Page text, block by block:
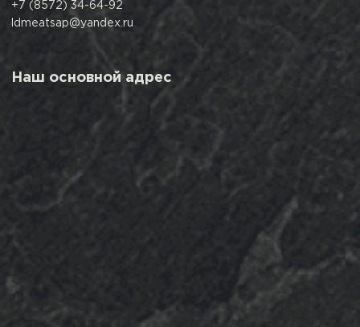
+7 (8572) 34-64-92
ldmeatsap@yandex.ru
Наш основной адрес